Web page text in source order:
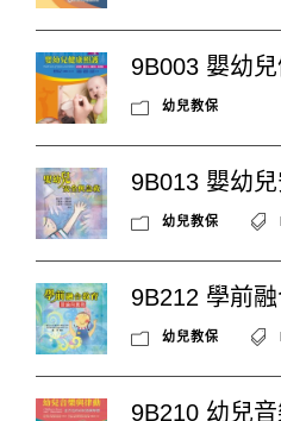
9B003 嬰幼
幼兒教保
9B013 嬰幼
幼兒教保
9B212 學前
幼兒教保
9B210 幼兒